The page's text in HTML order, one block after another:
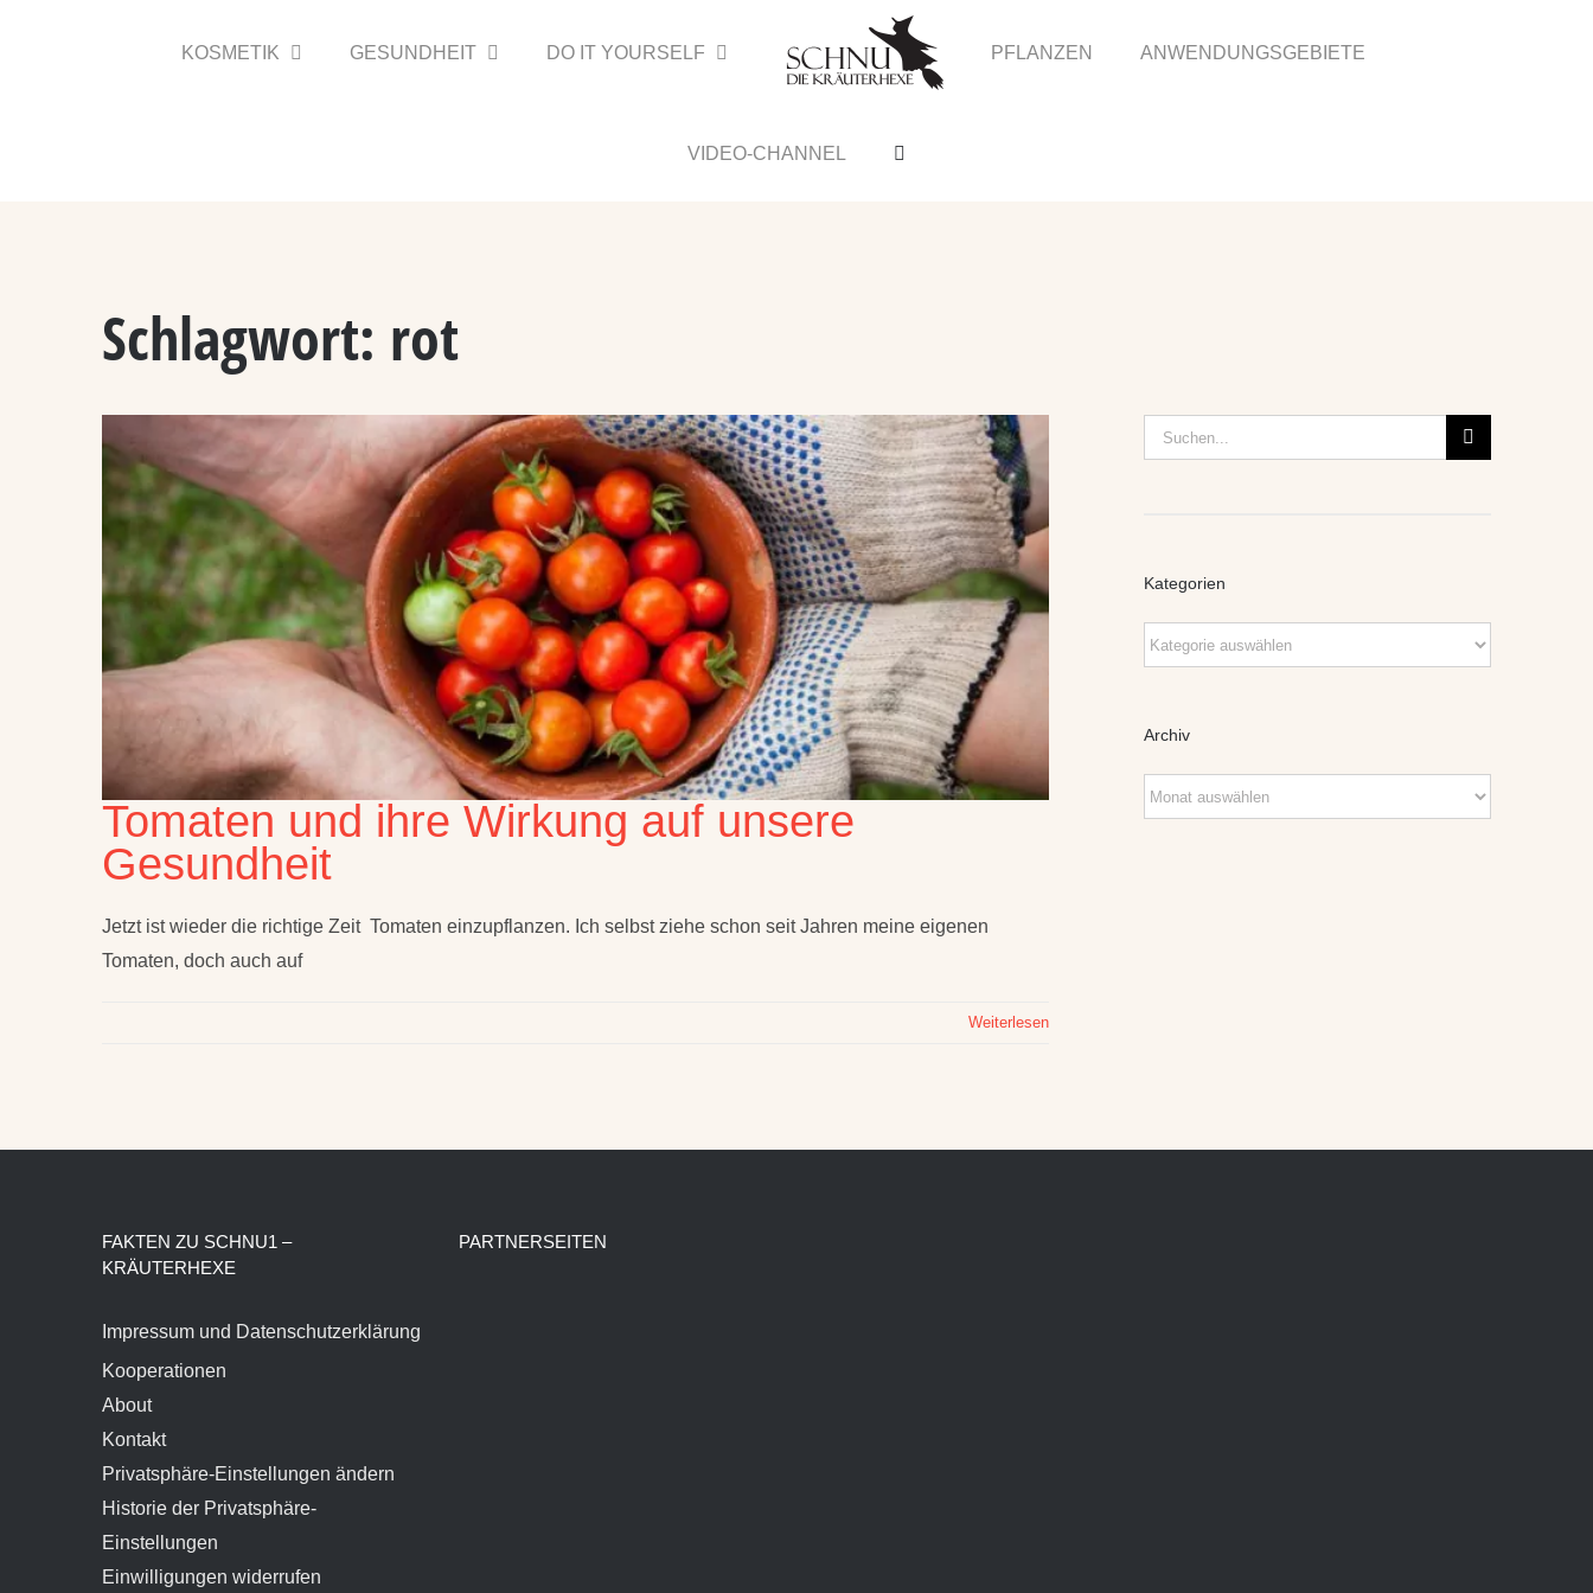
KOSMETIK GESUNDHEIT DO IT YOURSELF PFLANZEN ANWENDUNGSGEBIETE
VIDEO-CHANNEL
Schlagwort: rot
Tomaten und ihre Wirkung auf unsere
Gesundheit
Jetzt ist wieder die richtige Zeit Tomaten einzupflanzen. Ich selbst ziehe schon seit Jahren meine eigenen
Tomaten, doch auch auf
Weiterlesen
Suche
nach:
Kategorien
Kategorien
Archiv
Archiv
FAKTEN ZU SCHNU1 –
KRÄUTERHEXE
Impressum und Datenschutzerklärung
Kooperationen
About
Kontakt
Privatsphäre-Einstellungen ändern
Historie der Privatsphäre-
Einstellungen
Einwilligungen widerrufen
PARTNERSEITEN